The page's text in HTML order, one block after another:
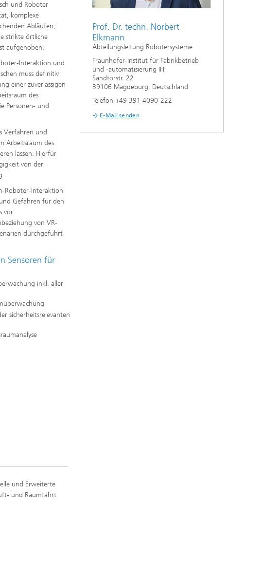
und Roboter
komplexe
Abläufen;
strikte örtliche
aufgehoben.
Interaktion und
muss definitiv
einer zuverlässigen
des
Personen- und
Verfahren und
Arbeitsraum des
lassen. Hierfür
von der
Roboter-Interaktion
Gefahren für den
vor
von VR-
durchgeführt
Sensoren für
inkl. aller
sicherheitsrelevanten
und Erweiterte
und Raumfahrt
Prof. Dr. techn. Norbert
Elkmann
Abteilungsleitung Robotersysteme
Fraunhofer-Institut für Fabrikbetrieb
und -automatisierung IFF
Sandtorstr. 22
39106 Magdeburg, Deutschland
Telefon +49 391 4090-222
E-Mail senden